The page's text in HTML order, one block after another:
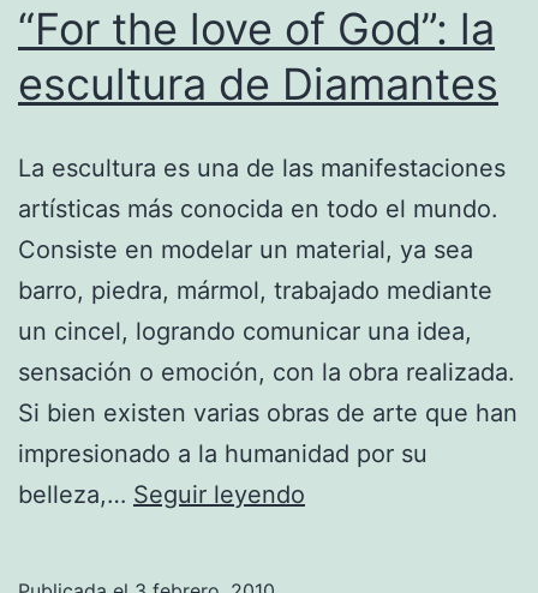
“For the love of God”: la
escultura de Diamantes
La escultura es una de las manifestaciones
artísticas más conocida en todo el mundo.
Consiste en modelar un material, ya sea
barro, piedra, mármol, trabajado mediante
un cincel, logrando comunicar una idea,
sensación o emoción, con la obra realizada.
Si bien existen varias obras de arte que han
impresionado a la humanidad por su
belleza,… Seguir leyendo